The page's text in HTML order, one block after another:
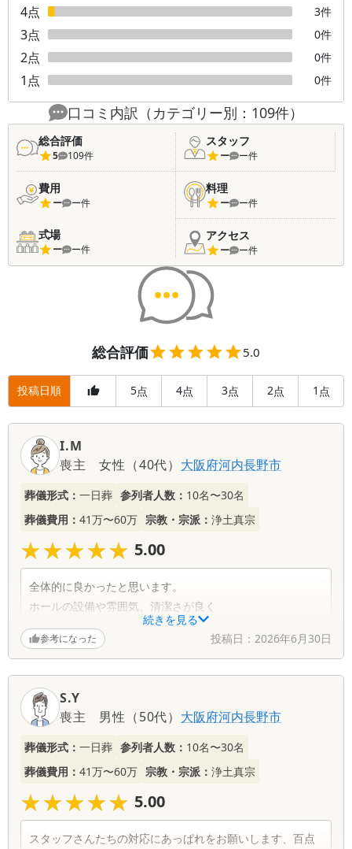
4点 3件
3点 0件
2点 0件
1 点 0件
口コミ内訳（カテゴリー別： 109件）
総合評価
5 109件
スタッフ
ー ー件
費用
ー ー件
料理
ー ー件
式場
ー ー件
アクセス
ー ー件
総合評価 5.0
投稿日順 5点 4点 3点 2点 1 点
続きを見る
I.M
喪主
女性 （40代） 大阪府河内長野市
葬儀形式： 一日葬 参列者人数： 10名〜30名
葬儀費用： 41万〜60万 宗教・宗派： 浄土真宗
★★★★★
★★★★★ 5.00
全体的に良かったと思います。
ホールの設備や雰囲気、清潔さが良く
自宅から近いという事も良かったです。
参考になった 投稿日： 2026年6月30日
S.Y
喪主
男性 （50代） 大阪府河内長野市
葬儀形式： 一日葬 参列者人数： 10名〜30名
葬儀費用： 41万〜60万 宗教・宗派： 浄土真宗
★★★★★
★★★★★ 5.00
スタッフさんたちの対応にあっぱれをお願いします、百点